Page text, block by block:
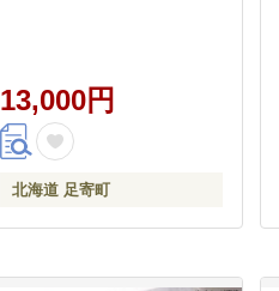
13,000円
北海道 足寄町